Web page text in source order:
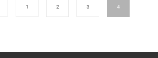
1 2 3 4